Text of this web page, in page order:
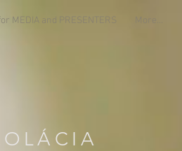
MEDIA and PRESENTERS